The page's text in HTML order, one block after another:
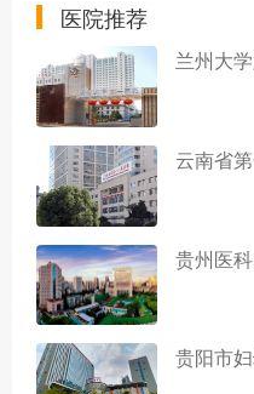
医院推荐
兰州大
云南省
贵州医
贵阳市